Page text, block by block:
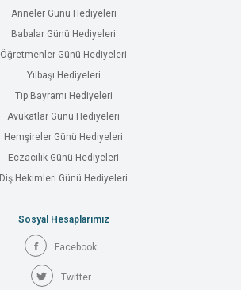
Anneler Günü Hediyeleri
Babalar Günü Hediyeleri
Öğretmenler Günü Hediyeleri
Yılbaşı Hediyeleri
Tıp Bayramı Hediyeleri
Avukatlar Günü Hediyeleri
Hemşireler Günü Hediyeleri
Eczacılık Günü Hediyeleri
Diş Hekimleri Günü Hediyeleri
Sosyal Hesaplarımız
Facebook
Twitter